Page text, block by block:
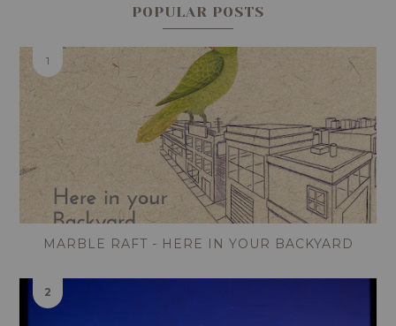
POPULAR POSTS
MARBLE RAFT - HERE IN YOUR BACKYARD